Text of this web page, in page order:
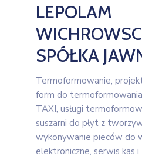
LEPOLAM
SPÓŁKA
Termoformowanie,
form do
TAXI, usługi
suszarni do płyt z
wykonywanie pieców do
elektroniczne, serwis kas